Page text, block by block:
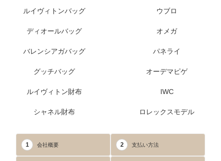
ルイヴィトンバッグ
ディオールバッグ
バレンシアガバッグ
グッチバッグ
ルイヴィトン財布
シャネル財布
ウブロ
オメガ
パネライ
オーデマピゲ
IWC
ロレックスモデル
1 会社概要 2 支払い方法